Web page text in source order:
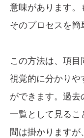
意味があります
そのプロセスを簡
この方法は、項
視覚的に分かりや
ができます。過去
一覧として見る
間は掛かります